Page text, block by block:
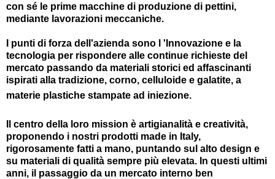
con sé le prime macchine di produzione di pettini,
mediante lavorazioni meccaniche.
I punti di forza dell'azienda sono l ' Innovazione e la
tecnologia per rispondere alle continue richieste del
mercato passando da materiali storici ed affascinanti
ispirati alla tradizione, corno, celluloide e galatite, a
materie plastiche stampate ad iniezione.
Il centro della loro mission è artigianalità e creatività,
proponendo i nostri prodotti made in Italy,
rigorosamente fatti a mano, puntando sul alto design e
su materiali di qualità sempre più elevata. In questi ultimi
anni, il passaggio da un mercato interno ben